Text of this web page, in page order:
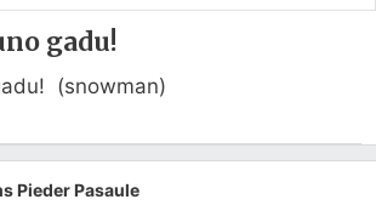
gadu!
(snowman)
Pieder Pasaule